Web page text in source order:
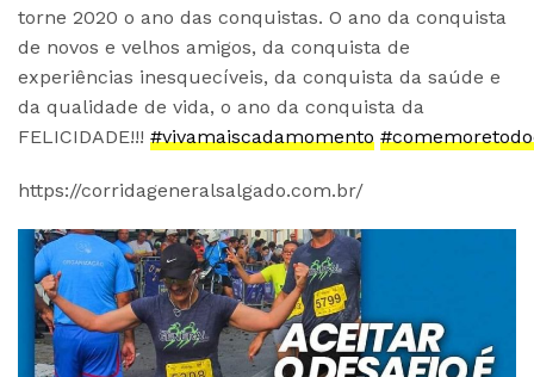
torne 2020 o ano das conquistas. O ano da conquista
de novos e velhos amigos, da conquista de
experiências inesquecíveis, da conquista da saúde e
da qualidade de vida, o ano da conquista da
FELICIDADE!!! #vivamaiscadamomento
https://corridageneralsalgado.com.br/